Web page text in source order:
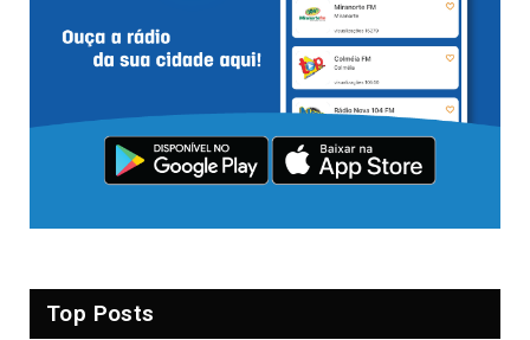
Top Posts